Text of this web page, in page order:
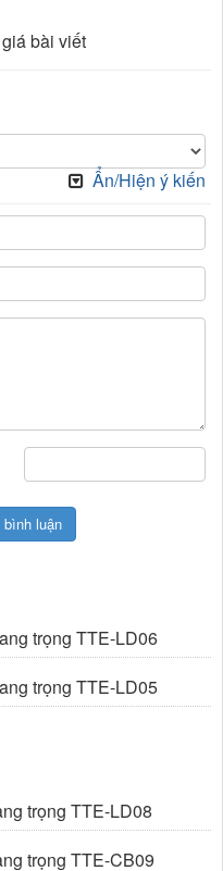
bài viết
Ẩn/Hiện ý kiến
trọng TTE-LD06
trọng TTE-LD05
trọng TTE-LD08
trọng TTE-CB09